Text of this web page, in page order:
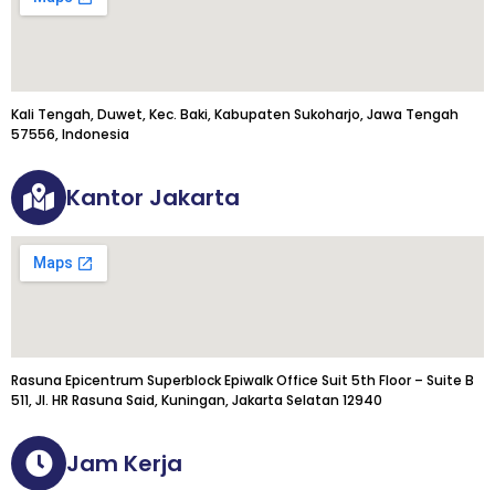
Kali Tengah, Duwet, Kec. Baki, Kabupaten Sukoharjo, Jawa Tengah
57556, Indonesia
Kantor Jakarta
Rasuna Epicentrum Superblock Epiwalk Office Suit 5th Floor – Suite B
511, Jl. HR Rasuna Said, Kuningan, Jakarta Selatan 12940
Jam Kerja